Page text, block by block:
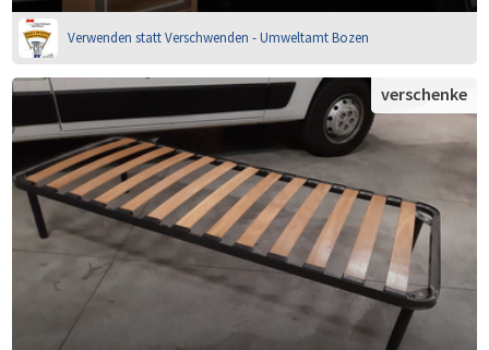
Verwenden statt Verschwenden - Umweltamt Bozen
verschenke